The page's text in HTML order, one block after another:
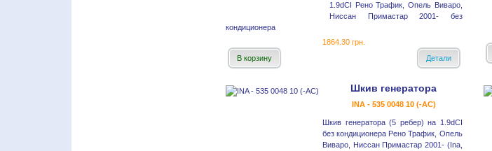
1.9dCI Рено Трафик, Опель Виваро,
Ниссан Примастар 2001- без
кондиционера
1864.30 грн.
В корзину
Детали
Шкив генератора
INA - 535 0048 10 (-AC)
Шкив генератора (5 ребер) на 1.9dCI
без кондиционера Рено Трафик, Опель
Виваро, Ниссан Примастар 2001- (Ina,